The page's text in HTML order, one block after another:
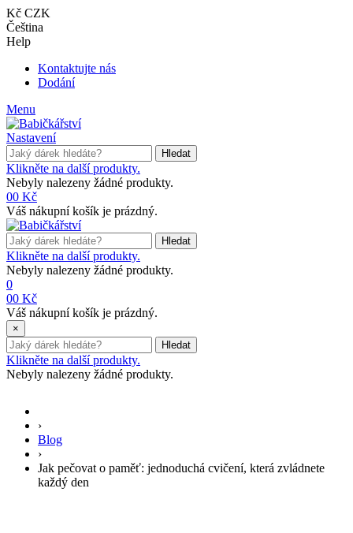
Kč CZK
Čeština
Help
Kontaktujte nás
Dodání
Menu
Nastavení
Hledat
Klikněte na další produkty.
Nebyly nalezeny žádné produkty.
00 Kč
Váš nákupní košík je prázdný.
Hledat
Klikněte na další produkty.
Nebyly nalezeny žádné produkty.
0
00 Kč
Váš nákupní košík je prázdný.
×
Hledat
Klikněte na další produkty.
Nebyly nalezeny žádné produkty.
›
Blog
›
Jak pečovat o paměť: jednoduchá cvičení, která zvládnete
každý den